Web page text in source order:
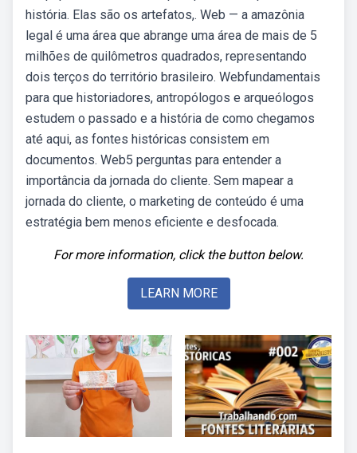
história. Elas são os artefatos,. Web — a amazônia
legal é uma área que abrange uma área de mais de 5
milhões de quilômetros quadrados, representando
dois terços do território brasileiro. Webfundamentais
para que historiadores, antropólogos e arqueólogos
estudem o passado e a história de como chegamos
até aqui, as fontes históricas consistem em
documentos. Web5 perguntas para entender a
importância da jornada do cliente. Sem mapear a
jornada do cliente, o marketing de conteúdo é uma
estratégia bem menos eficiente e desfocada.
For more information, click the button below.
LEARN MORE